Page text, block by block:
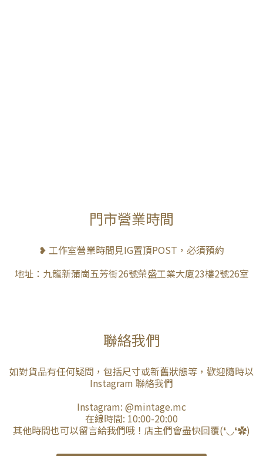
門市營業時間
❥ 工作室營業時間見IG置頂POST，必須預約
地址：九龍新蒲崗五芳街26號榮盛工業大廈23樓2號26室
聯絡我們
如對貨品有任何疑問，包括尺寸或新舊狀態等，歡迎隨時以
Instagram 聯絡我們
Instagram: @mintage.mc
在線時間: 10:00-20:00
其他時間也可以留言給我們哦！店主們會盡快回覆(❛◡❛✿)